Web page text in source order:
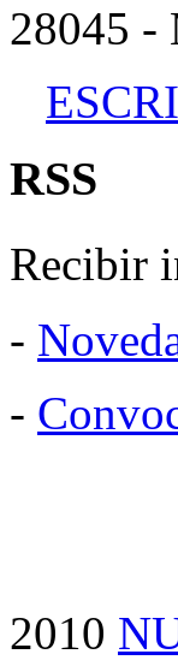
28045
RSS
Recibir
-
-
2010